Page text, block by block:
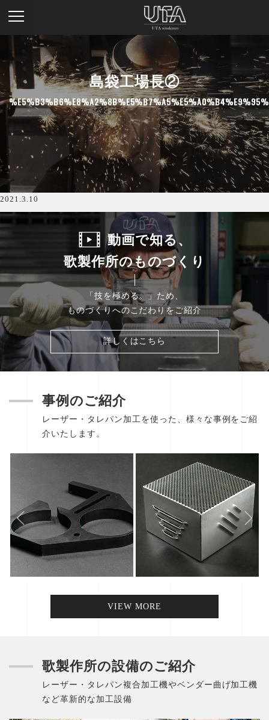
島袋工場長②
2021.3.10
動画で知る、
歌製作所のものづくり
「技を極める。」 ため、
ものづくりへのこだわりをご紹介
詳しくはこちら
事例のご紹介
レーザー・タレパン加工を使った、様々な事例をご紹
介いたします。
VIEW MORE
歌製作所の設備のご紹介
レーザー・タレパン複合加工機やベンダー曲げ加工機
など革新的な加工設備